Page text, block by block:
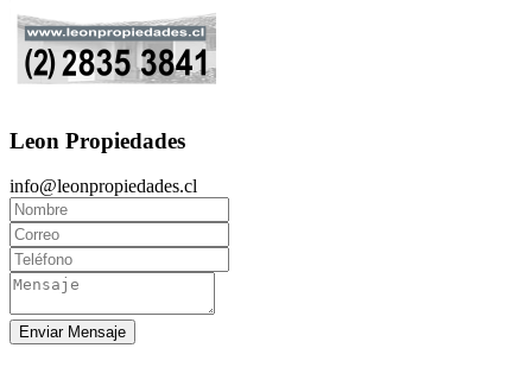
Leon Propiedades
info@leonpropiedades.cl
Enviar Mensaje